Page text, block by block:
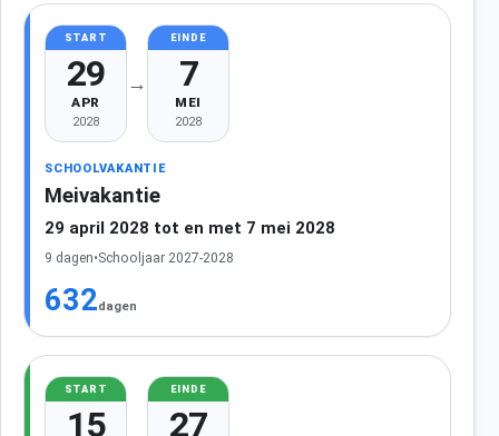
START
29
APR
2028
→
EINDE
7
MEI
2028
SCHOOLVAKANTIE
Meivakantie
29 april 2028 tot en met 7 mei 2028
9 dagen•Schooljaar 2027-2028
632dagen
START
15
EINDE
27